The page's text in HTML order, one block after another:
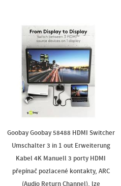
Goobay Goobay 58488 HDMI Switcher
Umschalter 3 in 1 out Erweiterung
Kabel 4K Manuell 3 porty HDMI
přepínač pozlacené kontakty, ARC
(Audio Return Channel), lze